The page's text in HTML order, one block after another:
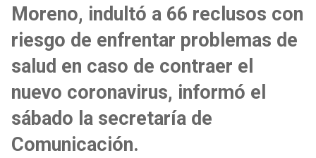
Moreno, indultó a 66 reclusos con
riesgo de enfrentar problemas de
salud en caso de contraer el
nuevo coronavirus, informó el
sábado la secretaría de
Comunicación.